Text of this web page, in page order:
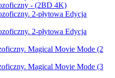
- (2BD 4K)
2-płytowa Edycja
2-płytowa Edycja
Magical Movie Mode (2
Magical Movie Mode (3